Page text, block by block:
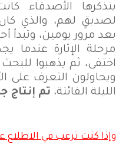
يتذكرها الأصدقاء
لصديقٍ لهم، والذي
بعد مرور يومين، وتبدأ
مرحلة الإثارة
اختفى، ثم يذهبوا
ويحاولون التعرف على
الليلة الفائتة، تم إنتاج
وإذا كنت ترغب في الاطلاع